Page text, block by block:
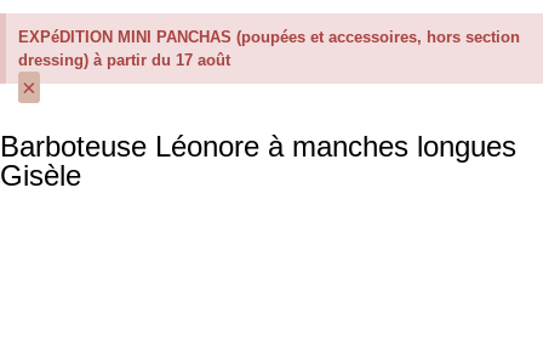
EXPéDITION MINI PANCHAS (poupées et accessoires, hors section
dressing) à partir du 17 août
×
Barboteuse Léonore à manches longues
Gisèle